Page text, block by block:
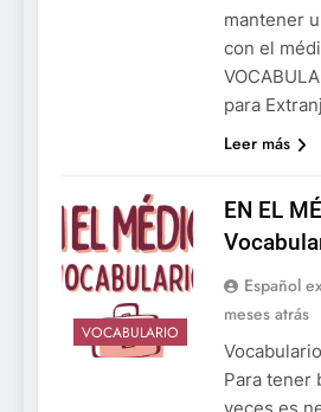
mantener
con el
para
Leer más
VOCABULARIO
EN EL
Español
meses atrás
Para tener